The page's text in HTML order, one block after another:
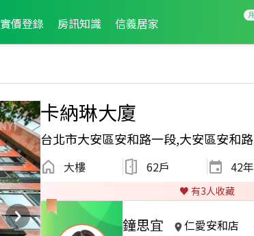
實價登錄 房訊知識 信義居家
卡納琳大廈
台北市大安區安和路一段,大安區安和路
大樓 62戶 42年
♥️ 有3人收藏
鐘思宜
仁愛安和店